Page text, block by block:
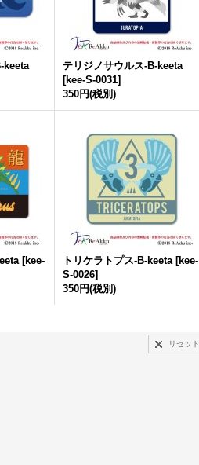
keeta
テリジノサウルス-B-keeta
[kee-S-0031]
350円(税別)
[kee- トリケラトプス-B-keeta [kee-
S-0026]
350円(税別)
リセット